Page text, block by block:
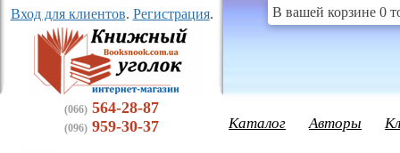
Вход для клиентов. Регистрация.
(066) 564-28-87
(096) 959-30-37
В вашей корзине 0
Каталог Авторы